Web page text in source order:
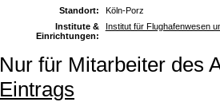
Standort:
Köln-Porz
Institute &
Einrichtungen:
Institut für Flughafenwesen
Nur für Mitarbeiter des
Eintrags